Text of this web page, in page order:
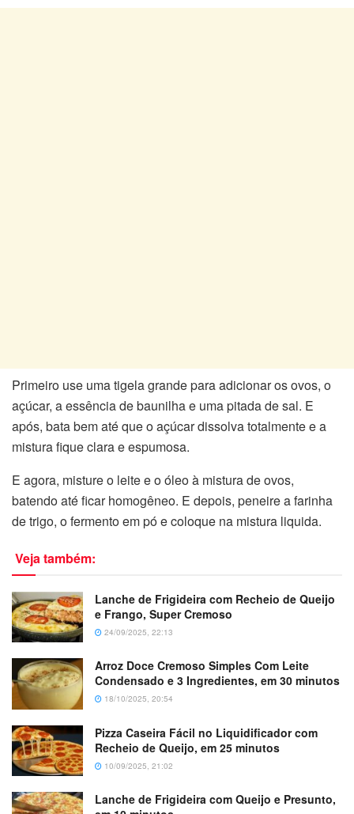
Primeiro use uma tigela grande para adicionar os ovos, o
açúcar, a essência de baunilha e uma pitada de sal. E
após, bata bem até que o açúcar dissolva totalmente e a
mistura fique clara e espumosa.
E agora, misture o leite e o óleo à mistura de ovos,
batendo até ficar homogêneo. E depois, peneire a farinha
de trigo, o fermento em pó e coloque na mistura liquida.
Veja também:
Lanche de Frigideira com Recheio de Queijo
e Frango, Super Cremoso
24/09/2025, 22:13
Arroz Doce Cremoso Simples Com Leite
Condensado e 3 Ingredientes, em 30 minutos
18/10/2025, 20:54
Pizza Caseira Fácil no Liquidificador com
Recheio de Queijo, em 25 minutos
10/09/2025, 21:02
Lanche de Frigideira com Queijo e Presunto,